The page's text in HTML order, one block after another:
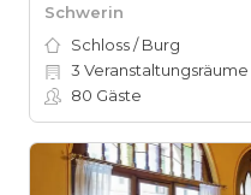
Schwerin
Schloss / Burg
3 Veranstaltungsräume
80 Gäste